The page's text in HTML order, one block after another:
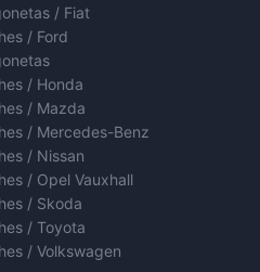
/ Fiat
/ Ford
/ Honda
/ Mazda
/ Mercedes-Benz
/ Nissan
/ Opel Vauxhall
/ Skoda
/ Toyota
/ Volkswagen